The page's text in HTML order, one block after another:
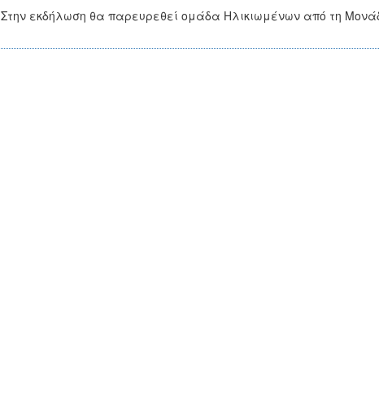
Στην εκδήλωση θα παρευρεθεί ομάδα Ηλικιωμένων από τη